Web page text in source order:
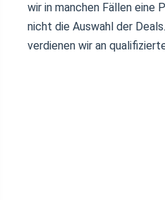
wir in manchen Fällen eine
nicht die Auswahl der
verdienen wir an